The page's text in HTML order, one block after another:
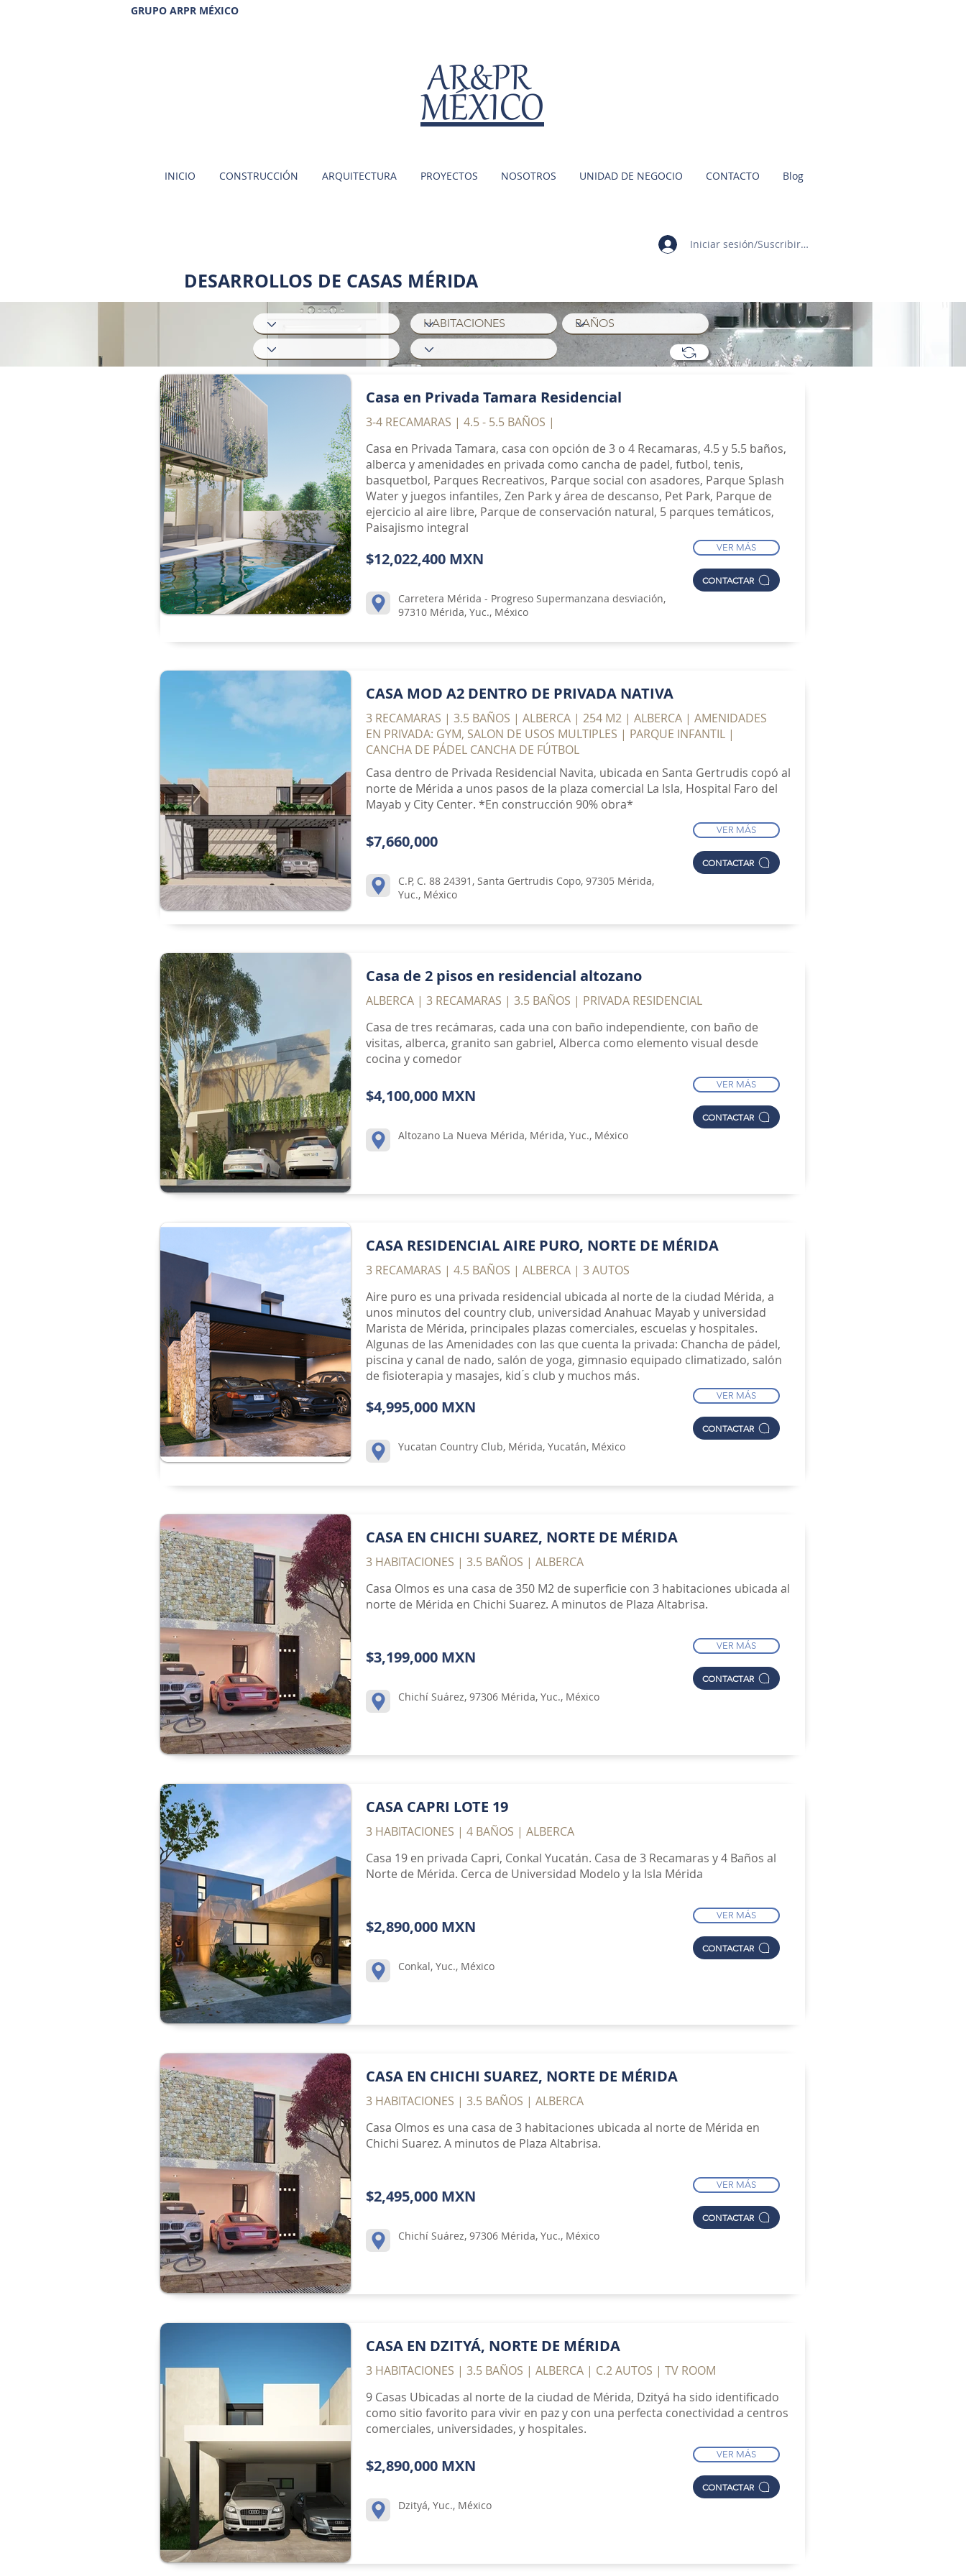
GRUPO ARPR MÉXICO
MÉXICO
AR&PR
INICIO CONSTRUCCIÓN ARQUITECTURA PROYECTOS NOSOTROS UNIDAD DE NEGOCIO CONTACTO Blog
Iniciar sesión/Suscribirme
DESARROLLOS DE CASAS MÉRIDA
Casa en Privada Tamara Residencial
3-4 RECAMARAS | 4.5 - 5.5 BAÑOS |
Casa en Privada Tamara, casa con opción de 3 o 4 Recamaras, 4.5 y 5.5 baños,
alberca y amenidades en privada como cancha de padel, futbol, tenis,
basquetbol, Parques Recreativos, Parque social con asadores, Parque Splash
Water y juegos infantiles, Zen Park y área de descanso, Pet Park, Parque de
ejercicio al aire libre, Parque de conservación natural, 5 parques temáticos,
Paisajismo integral
$12,022,400 MXN
VER MÁS
CONTACTAR
Carretera Mérida - Progreso Supermanzana desviación,
97310 Mérida, Yuc., México
CASA MOD A2 DENTRO DE PRIVADA NATIVA
3 RECAMARAS | 3.5 BAÑOS | ALBERCA | 254 M2 | ALBERCA | AMENIDADES
EN PRIVADA: GYM, SALON DE USOS MULTIPLES | PARQUE INFANTIL |
CANCHA DE PÁDEL CANCHA DE FÚTBOL
Casa dentro de Privada Residencial Navita, ubicada en Santa Gertrudis copó al
norte de Mérida a unos pasos de la plaza comercial La Isla, Hospital Faro del
Mayab y City Center. *En construcción 90% obra*
$7,660,000
VER MÁS
CONTACTAR
C.P, C. 88 24391, Santa Gertrudis Copo, 97305 Mérida,
Yuc., México
Casa de 2 pisos en residencial altozano
ALBERCA | 3 RECAMARAS | 3.5 BAÑOS | PRIVADA RESIDENCIAL
Casa de tres recámaras, cada una con baño independiente, con baño de
visitas, alberca, granito san gabriel, Alberca como elemento visual desde
cocina y comedor
$4,100,000 MXN
VER MÁS
CONTACTAR
Altozano La Nueva Mérida, Mérida, Yuc., México
CASA RESIDENCIAL AIRE PURO, NORTE DE MÉRIDA
3 RECAMARAS | 4.5 BAÑOS | ALBERCA | 3 AUTOS
Aire puro es una privada residencial ubicada al norte de la ciudad Mérida, a
unos minutos del country club, universidad Anahuac Mayab y universidad
Marista de Mérida, principales plazas comerciales, escuelas y hospitales.
Algunas de las Amenidades con las que cuenta la privada: Chancha de pádel,
piscina y canal de nado, salón de yoga, gimnasio equipado climatizado, salón
de fisioterapia y masajes, kid ́s club y muchos más.
$4,995,000 MXN
VER MÁS
CONTACTAR
Yucatan Country Club, Mérida, Yucatán, México
CASA EN CHICHI SUAREZ, NORTE DE MÉRIDA
3 HABITACIONES | 3.5 BAÑOS | ALBERCA
Casa Olmos es una casa de 350 M2 de superficie con 3 habitaciones ubicada al
norte de Mérida en Chichi Suarez. A minutos de Plaza Altabrisa.
$3,199,000 MXN
VER MÁS
CONTACTAR
Chichí Suárez, 97306 Mérida, Yuc., México
CASA CAPRI LOTE 19
3 HABITACIONES | 4 BAÑOS | ALBERCA
Casa 19 en privada Capri, Conkal Yucatán. Casa de 3 Recamaras y 4 Baños al
Norte de Mérida. Cerca de Universidad Modelo y la Isla Mérida
$2,890,000 MXN
VER MÁS
CONTACTAR
Conkal, Yuc., México
CASA EN CHICHI SUAREZ, NORTE DE MÉRIDA
3 HABITACIONES | 3.5 BAÑOS | ALBERCA
Casa Olmos es una casa de 3 habitaciones ubicada al norte de Mérida en
Chichi Suarez. A minutos de Plaza Altabrisa.
$2,495,000 MXN
VER MÁS
CONTACTAR
Chichí Suárez, 97306 Mérida, Yuc., México
CASA EN DZITYÁ, NORTE DE MÉRIDA
3 HABITACIONES | 3.5 BAÑOS | ALBERCA | C.2 AUTOS | TV ROOM
9 Casas Ubicadas al norte de la ciudad de Mérida, Dzityá ha sido identificado
como sitio favorito para vivir en paz y con una perfecta conectividad a centros
comerciales, universidades, y hospitales.
$2,890,000 MXN
VER MÁS
CONTACTAR
Dzityá, Yuc., México